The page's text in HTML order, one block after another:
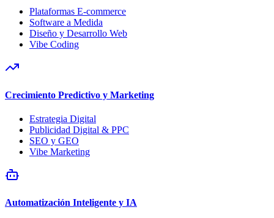
Plataformas E-commerce
Software a Medida
Diseño y Desarrollo Web
Vibe Coding
Crecimiento Predictivo y Marketing
Estrategia Digital
Publicidad Digital & PPC
SEO y GEO
Vibe Marketing
Automatización Inteligente y IA